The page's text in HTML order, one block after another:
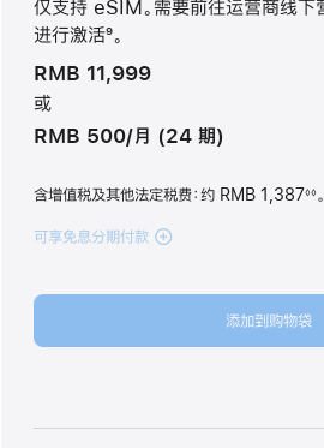
仅支持 eSIM。需要前往运营商线下
进行激活
脚
9。
RMB 11,999
或
RMB 500/月 (24 期)
含增值税及其他法定税费：约 RMB 1,387◊◊。
可享免息分期付款 (iPhone
色
添加到购物袋